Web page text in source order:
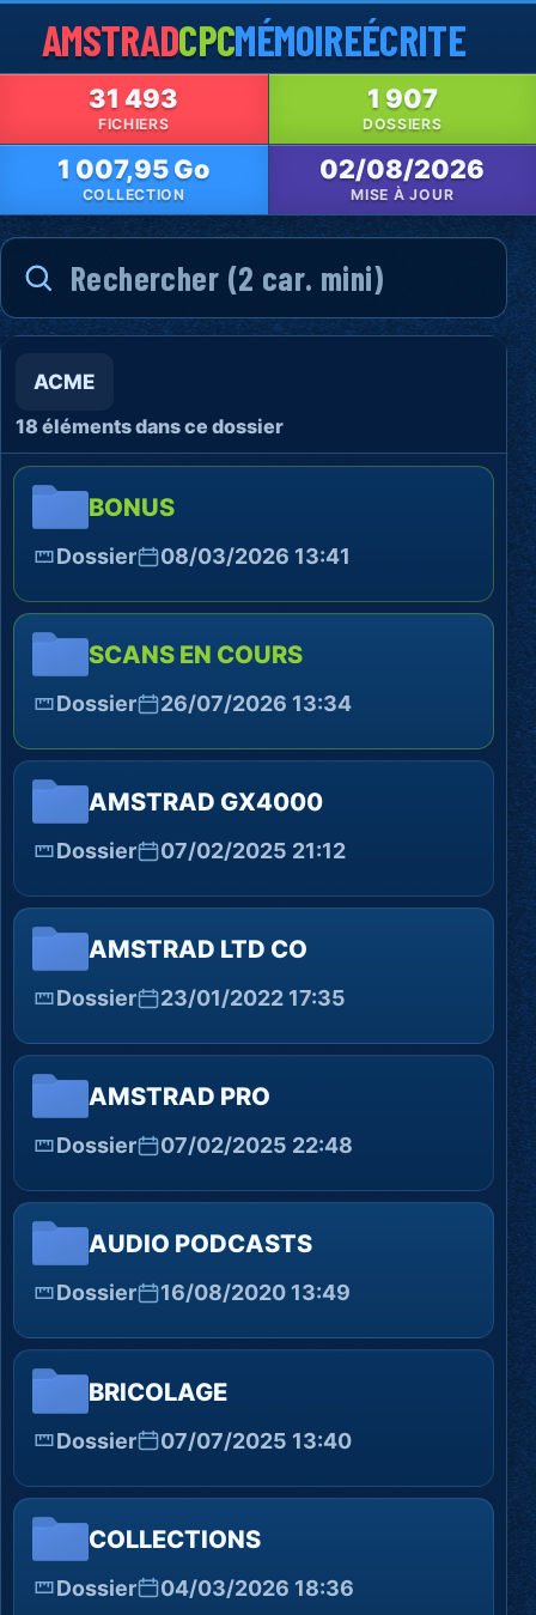
AMSTRADCPCMÉMOIREÉCRITE
31 493
FICHIERS
1 907
DOSSIERS
1 007,95 Go
COLLECTION
02/08/2026
MISE À JOUR
ACME
18 éléments dans ce dossier
BONUS
Dossier 08/03/2026 13:41
SCANS EN COURS
Dossier 26/07/2026 13:34
AMSTRAD GX4000
Dossier 07/02/2025 21:12
AMSTRAD LTD CO
Dossier 23/01/2022 17:35
AMSTRAD PRO
Dossier 07/02/2025 22:48
AUDIO PODCASTS
Dossier 16/08/2020 13:49
BRICOLAGE
Dossier 07/07/2025 13:40
COLLECTIONS
Dossier 04/03/2026 18:36